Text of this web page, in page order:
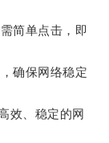
简单点击，即
确保网络稳定
效、稳定的网